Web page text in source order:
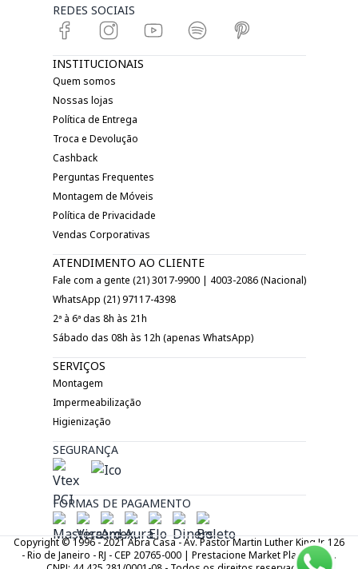
REDES SOCIAIS
INSTITUCIONAIS
Quem somos
Nossas lojas
Política de Entrega
Troca e Devolução
Cashback
Perguntas Frequentes
Montagem de Móveis
Política de Privacidade
Vendas Corporativas
ATENDIMENTO AO CLIENTE
Fale com a gente (21) 3017-9900 | 4003-2086 (Nacional)
WhatsApp (21) 97117-4398
2ª à 6ª das 8h às 21h
Sábado das 08h às 12h (apenas WhatsApp)
SERVIÇOS
Montagem
Impermeabilização
Higienização
SEGURANÇA
FORMAS DE PAGAMENTO
Copyright © 1996 - 2021 Abra Casa - Av. Pastor Martin Luther King Jr. 126
- Rio de Janeiro - RJ - CEP 20765-000 | Prestacione Market Place LTDA.